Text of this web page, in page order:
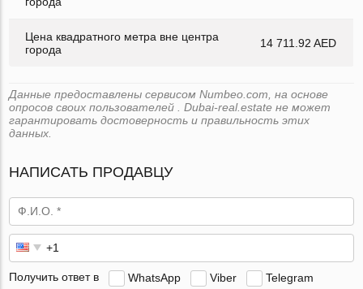
Цена квадратного метра вне центра
города
14 711.92 AED
Данные предоставлены сервисом Numbeo.com, на основе
опросов своих пользователей . Dubai-real.estate не может
гарантировать достоверность и правильность этих
данных.
НАПИСАТЬ ПРОДАВЦУ
Получить ответ в WhatsApp Viber Telegram